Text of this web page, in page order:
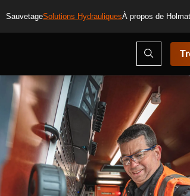
SauvetageSolutions HydrauliquesÀ propos de
Ouvrir
la
fenêtre
de
recherche